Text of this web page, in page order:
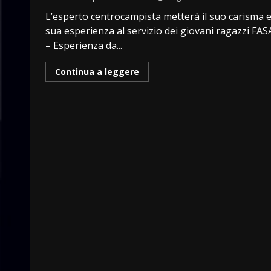
L’esperto centrocampista metterà il suo carisma
sua esperienza al servizio dei giovani ragazzi
– Esperienza da...
Continua a leggere